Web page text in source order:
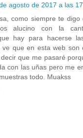
agosto de 2017 a las
como siempre te
alucino con la
hay para hacerse
que en esta web son
que me pasaré
con las uñas pero me
todo. Muakss